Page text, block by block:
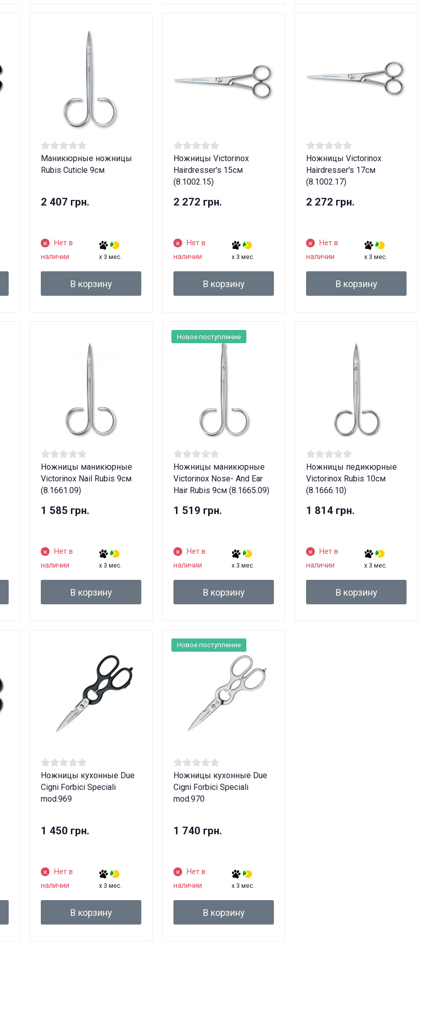
Маникюрные ножницы
Rubis Cuticle 9см
2 407 грн.
Нет в
наличии
x 3 мес.
В корзину
Ножницы Victorinox
Hairdresser's 15см
(8.1002.15)
2 272 грн.
Нет в
наличии
x 3 мес.
В корзину
Ножницы Victorinox
Hairdresser's 17см
(8.1002.17)
2 272 грн.
Нет в
наличии
x 3 мес.
В корзину
Ножницы маникюрные
Victorinox Nail Rubis 9см
(8.1661.09)
1 585 грн.
Нет в
наличии
x 3 мес.
В корзину
Ножницы маникюрные
Victorinox Nose- And Ear
Hair Rubis 9см (8.1665.09)
1 519 грн.
Нет в
наличии
x 3 мес.
В корзину
Новое поступление
Ножницы педикюрные
Victorinox Rubis 10см
(8.1666.10)
1 814 грн.
Нет в
наличии
x 3 мес.
В корзину
Ножницы кухонные Due
Cigni Forbici Speciali
mod.969
1 450 грн.
Нет в
наличии
x 3 мес.
В корзину
Ножницы кухонные Due
Cigni Forbici Speciali
mod.970
1 740 грн.
Нет в
наличии
x 3 мес.
В корзину
Новое поступление